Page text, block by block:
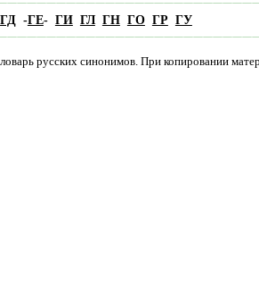
ГД-ГЕ- ГИ ГЛ ГН ГО ГР ГУ
русских синонимов. При копировании